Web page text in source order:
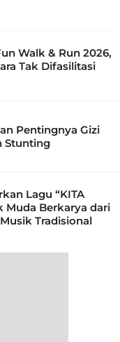
Walk & Run 2026,
Tak Difasilitasi
Pentingnya Gizi
Stunting
Lagu “KITA
Muda Berkarya dari
Tradisional